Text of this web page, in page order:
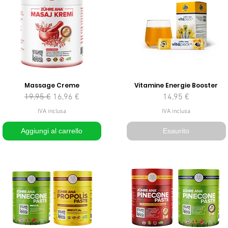
Massage Creme
Prezzo regolare
19,95 € Prezzo scontato
16,96 €
IVA inclusa
Aggiungi al carrello
Vitamine Energie Booster
Prezzo
14,95 €
IVA inclusa
Esaurito